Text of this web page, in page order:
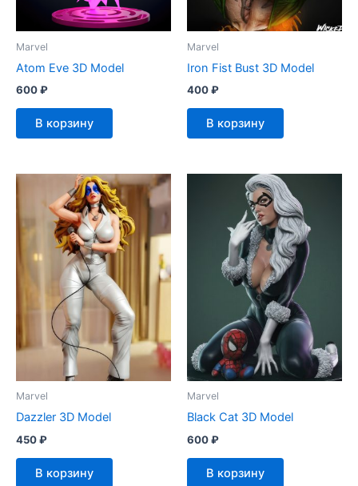
Marvel
Atom Eve 3D Model
600₽
В корзину
Marvel
Iron Fist Bust 3D Model
400₽
В корзину
Marvel
Dazzler 3D Model
450₽
В корзину
Marvel
Black Cat 3D Model
600₽
В корзину